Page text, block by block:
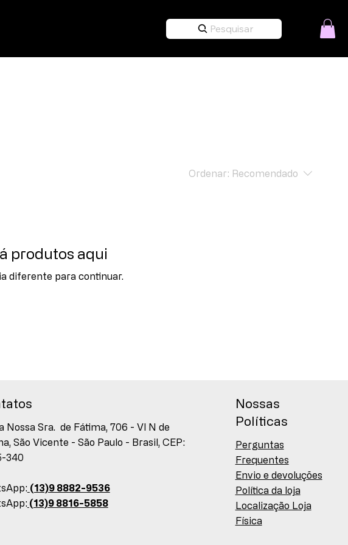
Pesquisar
Ordenar: Recomendado
produtos aqui
diferente para continuar.
Nossa Sra. de Fátima, 706 - Vl N de
São Vicente - São Paulo - Brasil, CEP:
340
(13)9 8882-9536
(13)9 8816-5858
Nossas
Políticas
Perguntas
Frequentes
Envio e devoluções
Política da loja
Localização Loja
Física